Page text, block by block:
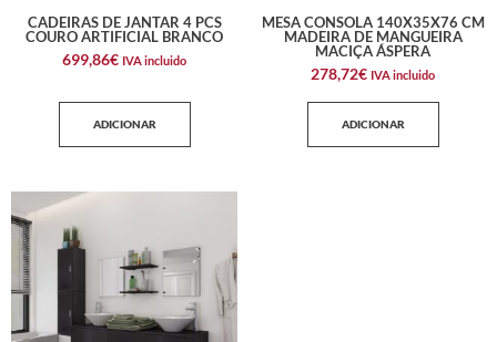
CADEIRAS DE JANTAR 4 PCS
COURO ARTIFICIAL BRANCO
699,86€ IVA incluido
ADICIONAR
MESA CONSOLA 140X35X76 CM
MADEIRA DE MANGUEIRA
MACIÇA ÁSPERA
278,72€ IVA incluido
ADICIONAR